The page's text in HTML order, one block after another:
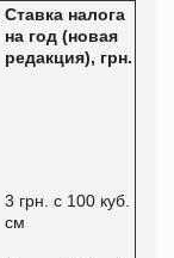
Ставка налога
на год (новая
редакция), грн.
3 грн. с 100 куб.
см